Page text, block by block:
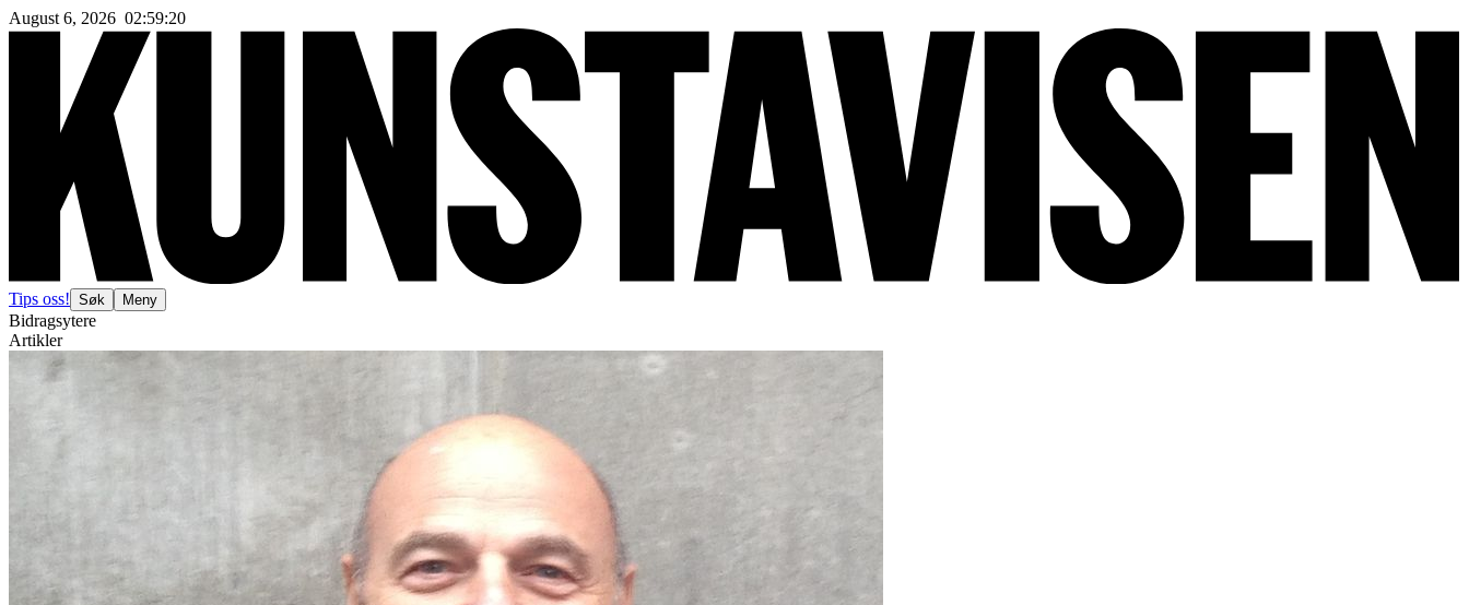
August 6, 2026 02:59:21
Tips oss! Søk Meny
Bidragsytere
Artikler